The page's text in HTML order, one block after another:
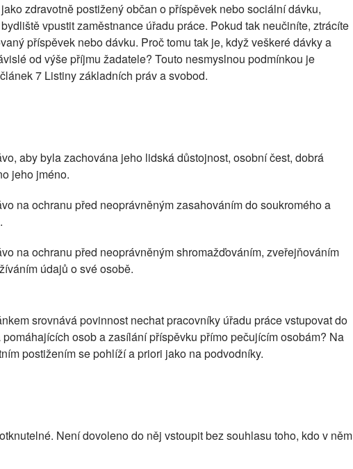
zdravotně postižený občan o příspěvek nebo sociální dávku,
vpustit zaměstnance úřadu práce. Pokud tak neučiníte, ztrácíte
příspěvek nebo dávku. Proč tomu tak je, když veškeré dávky a
od výše příjmu žadatele? Touto nesmyslnou podmínkou je
7 Listiny základních práv a svobod.
aby byla zachována jeho lidská důstojnost, osobní čest, dobrá
jeho jméno.
na ochranu před neoprávněným zasahováním do soukromého a
na ochranu před neoprávněným shromažďováním, zveřejňováním
údajů o své osobě.
srovnává povinnost nechat pracovníky úřadu práce vstupovat do
pomáhajících osob a zasílání příspěvku přímo pečujícím osobám? Na
postižením se pohlíží a priori jako na podvodníky.
Není dovoleno do něj vstoupit bez souhlasu toho, kdo v něm